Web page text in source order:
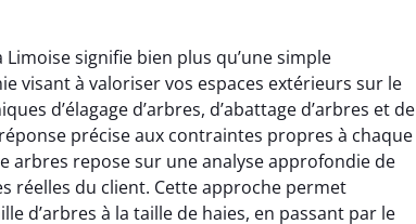
signifie bien plus qu’une simple
visant à valoriser vos espaces extérieurs sur le
d’élagage d’arbres, d’abattage d’arbres et de
précise aux contraintes propres à chaque
arbres repose sur une analyse approfondie de
réelles du client. Cette approche permet
d’arbres à la taille de haies, en passant par le
Léandro Vasseur